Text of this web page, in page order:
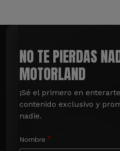
NO TE PIERDAS
MOTORLAND
¡Sé el primero en
contenido exclusivo y
nadie.
Nombre